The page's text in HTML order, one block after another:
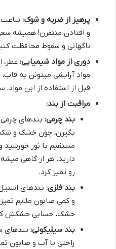
پرهیز از ضربه و شوک: ساعت
و افتادن متنفرن! همیشه
ناگهانی و سقوط محافظت
دوری از مواد شیمیایی: عطر،
مواد آرایشی میتونن به
قبل از استفاده از این مواد،
مراقبت از بند:
بند چرمی: بندهای چرمی
بگیرن، چون خشک و
مستقیم با نور
دارید. هر از گاهی
رو تمیز کرد.
بند فلزی: بندهای
و کمی صابون ملایم
خشک، حسابی خشکش
بند سیلیکونی: بندهای
راحتی با آب و صابون